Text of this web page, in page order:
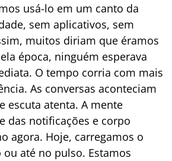
usá-lo em um canto da
sem aplicativos, sem
muitos diriam que éramos
época, ninguém esperava
O tempo corria com mais
As conversas aconteciam
escuta atenta. A mente
das notificações e corpo
agora. Hoje, carregamos o
até no pulso. Estamos